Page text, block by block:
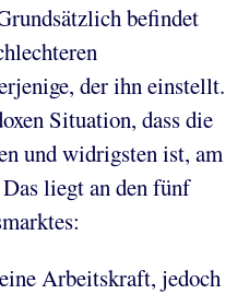
befindet
der ihn einstellt.
Situation, dass die
und widrigsten ist, am
liegt an den fünf
Arbeitskraft, jedoch